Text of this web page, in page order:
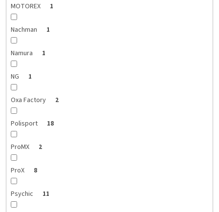
MOTOREX 1
Nachman 1
Namura 1
NG 1
Oxa Factory 2
Polisport 18
ProMX 2
ProX 8
Psychic 11